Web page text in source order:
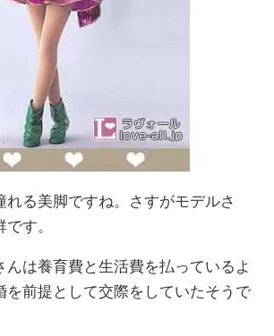
れる美脚ですね。さすがモデルさ
す。
んは養育費と生活費を払っているよ
を前提として交際をしていたそうで